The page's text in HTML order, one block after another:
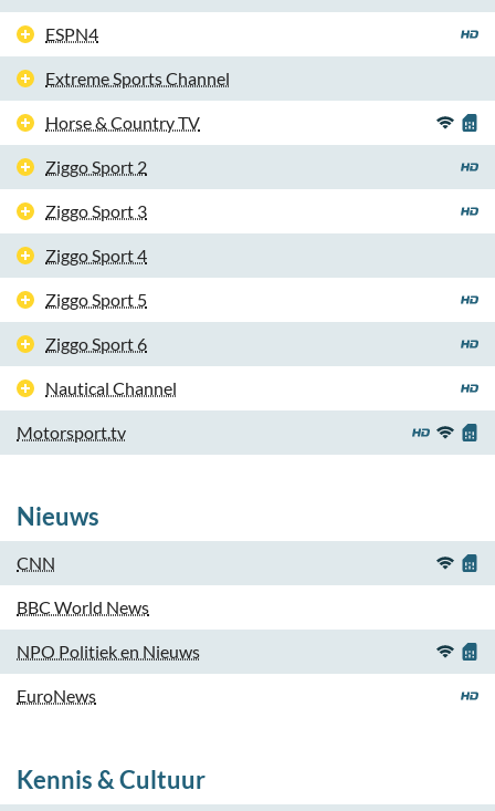
ESPN4
Extreme Sports Channel
Horse & Country TV
Ziggo Sport 2
Ziggo Sport 3
Ziggo Sport 4
Ziggo Sport 5
Ziggo Sport 6
Nautical Channel
Motorsport.tv
Nieuws
CNN
BBC World News
NPO Politiek en Nieuws
EuroNews
Kennis & Cultuur